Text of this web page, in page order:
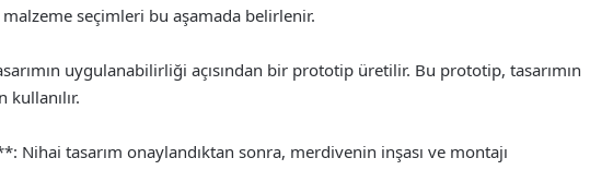
seçimleri bu aşamada belirlenir.
uygulanabilirliği açısından bir prototip üretilir. Bu prototip, tasarımın
Nihai tasarım onaylandıktan sonra, merdivenin inşası ve montajı